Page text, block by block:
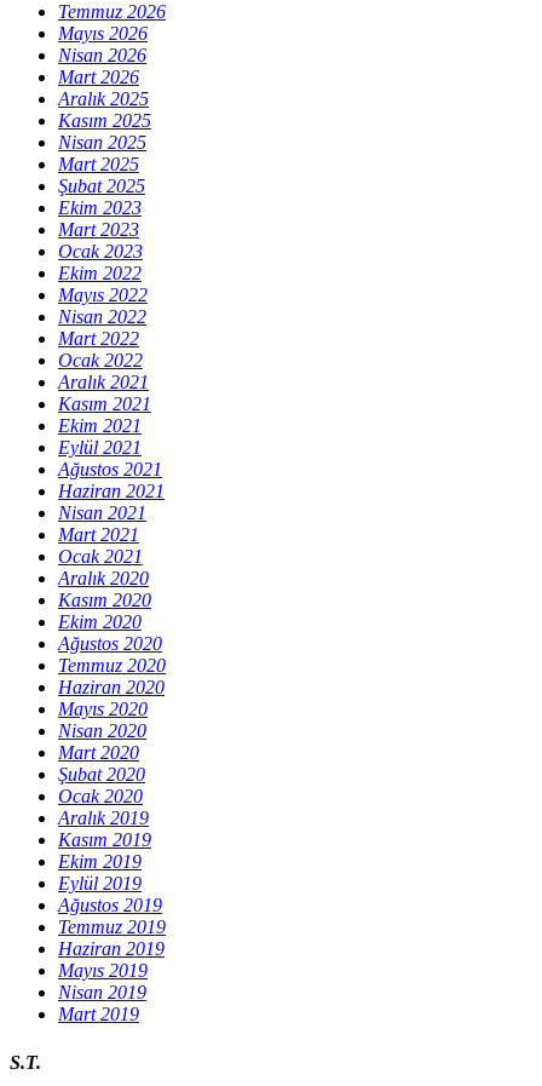
Temmuz 2026
Mayıs 2026
Nisan 2026
Mart 2026
Aralık 2025
Kasım 2025
Nisan 2025
Mart 2025
Şubat 2025
Ekim 2023
Mart 2023
Ocak 2023
Ekim 2022
Mayıs 2022
Nisan 2022
Mart 2022
Ocak 2022
Aralık 2021
Kasım 2021
Ekim 2021
Eylül 2021
Ağustos 2021
Haziran 2021
Nisan 2021
Mart 2021
Ocak 2021
Aralık 2020
Kasım 2020
Ekim 2020
Ağustos 2020
Temmuz 2020
Haziran 2020
Mayıs 2020
Nisan 2020
Mart 2020
Şubat 2020
Ocak 2020
Aralık 2019
Kasım 2019
Ekim 2019
Eylül 2019
Ağustos 2019
Temmuz 2019
Haziran 2019
Mayıs 2019
Nisan 2019
Mart 2019
S.T.